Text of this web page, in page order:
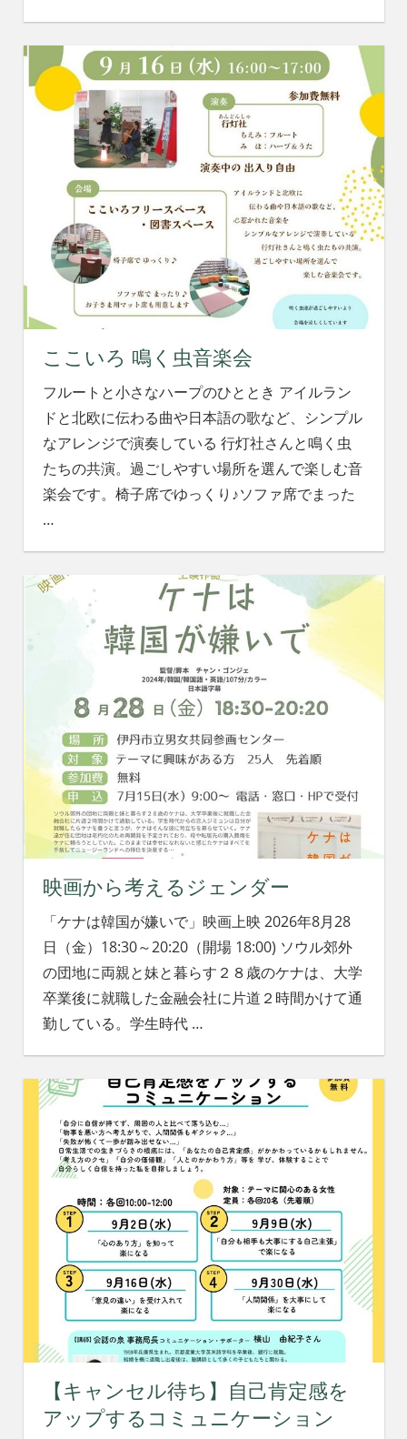
ここいろ 鳴く虫音楽会
フルートと小さなハープのひととき アイルラン
ドと北欧に伝わる曲や日本語の歌など、シンプル
なアレンジで演奏している 行灯社さんと鳴く虫
たちの共演。過ごしやすい場所を選んで楽しむ音
楽会です。椅子席でゆっくり♪ソファ席でまった
…
映画から考えるジェンダー
「ケナは韓国が嫌いで」映画上映 2026年8月28
日（金）18:30～20:20（開場 18:00) ソウル郊外
の団地に両親と妹と暮らす２８歳のケナは、大学
卒業後に就職した金融会社に片道２時間かけて通
勤している。学生時代 …
【キャンセル待ち】自己肯定感を
アップするコミュニケーション